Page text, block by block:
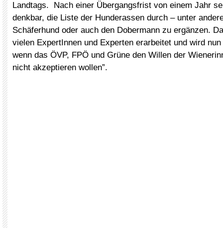
Landtags. Nach einer Übergangsfrist von einem Jahr
denkbar, die Liste der Hunderassen durch – unter
Schäferhund oder auch den Dobermann zu ergänzen.
vielen ExpertInnen und Experten erarbeitet und wird
wenn das ÖVP, FPÖ und Grüne den Willen der
nicht akzeptieren wollen”.